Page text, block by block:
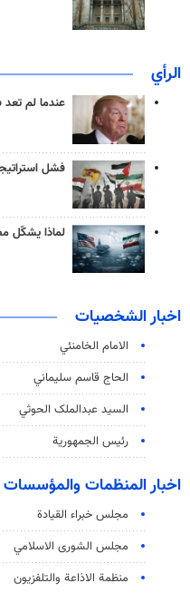
الرأي
عندما لم
فشل
لماذا يشكّل
اخبار الشخصيات
الامام الخامنئي
الحاج قاسم سليماني
السید عبدالملک الحوثي
رئيس الجمهورية
اخبار المنظمات والمؤسسات
مجلس خبراء القيادة
مجلس الشورى الاسلامي
منظمة الاذاعة والتلفزیون